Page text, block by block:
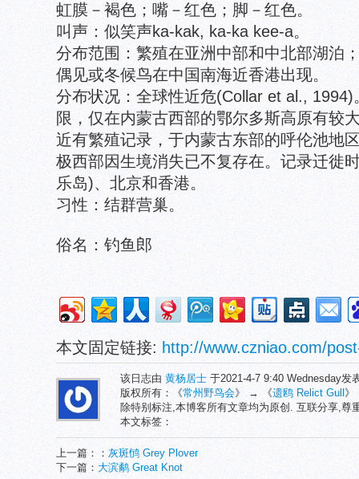
虹膜－褐色；嘴－红色；脚－红色。
叫声：似笑声ka-kak, ka-ka kee-a。
分布范围：繁殖在亚洲中部和中北部湖泊
偶见或冬候鸟在中国南海近香港出现。
分布状况：全球性近危(Collar et al.,
限，仅在内蒙古西部的鄂尔多斯高原有较
近有繁殖记录，于内蒙古东部的呼伦池地
极西部因生境消失已不复存在。记录迁徙
乐岛)、北京和香港。
习性：结群营巢。
俗名：钓鱼郎
本文固定链接: http://www.czniao.com/
该日志由 黄杨居士 于2021-4-7 9:40 Wednesday发
版权所有：《常州野鸟会》 → 《遗鸥 Relict Gull 》
除特别标注,本博客所有文章均为原创. 互联分享,尊
本文标签：
上一篇：： 灰斑鸻 Grey Plover
下一篇： 大滨鹬 Great Knot